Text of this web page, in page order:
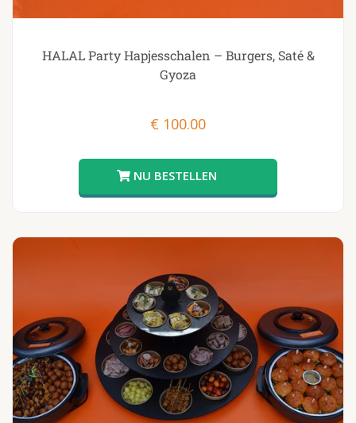
HALAL Party Hapjesschalen – Burgers, Saté &
Gyoza
€ 100.00